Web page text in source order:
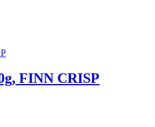
FINN CRISP